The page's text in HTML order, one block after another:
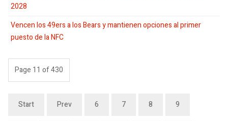
2028
Vencen los 49ers a los Bears y mantienen opciones al primer
puesto de la NFC
Page 11 of 430
Start Prev 6 7 8 9